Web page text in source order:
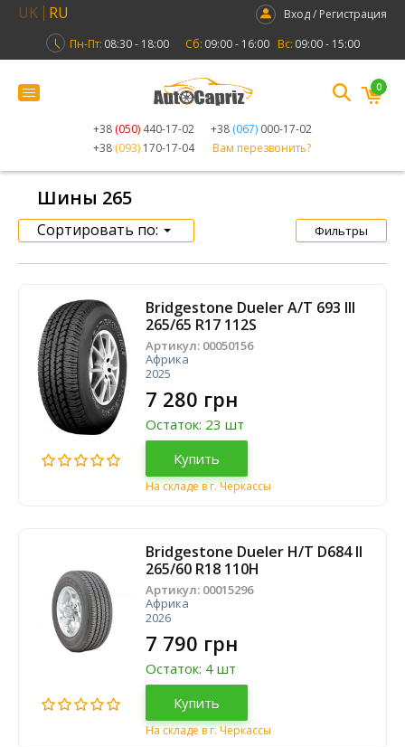
UK RU
Вход / Регистрация
Пн-Пт: 08:30 - 18:00 Сб: 09:00 - 16:00 Вс: 09:00 - 15:00
+38 (050) 440-17-02 +38 (067) 000-17-02
+38 (093) 170-17-04 Вам перезвонить?
0
Шины 265
Сортировать по: Фильтры
Bridgestone Dueler A/T 693 III
265/65 R17 112S
Артикул: 00050156
Африка
2025
7 280 грн
Остаток: 23 шт
Купить
На складе в г. Черкассы
Bridgestone Dueler H/T D684 II
265/60 R18 110H
Артикул: 00015296
Африка
2026
7 790 грн
Остаток: 4 шт
Купить
На складе в г. Черкассы